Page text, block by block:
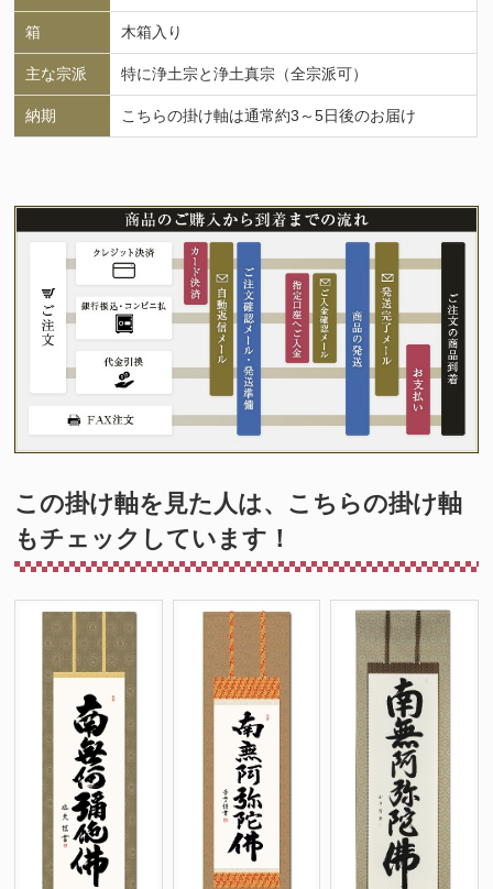
箱 木箱入り
主な宗派 特に浄土宗と浄土真宗（全宗派可）
納期 こちらの掛け軸は通常約3～5日後のお届け
この掛け軸を見た人は、こちらの掛け軸
もチェックしています！